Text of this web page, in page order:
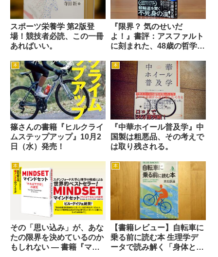
スポーツ栄養学 第2版登
場！競技者必読、この一冊
あればいい。
『限界？ 気のせいだ
よ！』書評：アスファルト
に刻まれた、48歳の哲学者
本
篠さんの書籍『ヒルクライ
ムステップアップ』10月2
日（水）発売！
本
『中華ホイール普及学』中
国製は粗悪品、その考えで
は取り残される。
本
その「思い込み」が、あな
たの限界を決めているのか
もしれない ― 書籍『マイ
本
【書籍レビュー】自転車に
乗る前に読む本 生理学デ
ータで読み解く「身体と自